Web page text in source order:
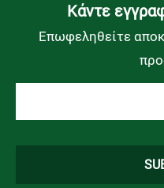
Kάντε
Επωφεληθείτε